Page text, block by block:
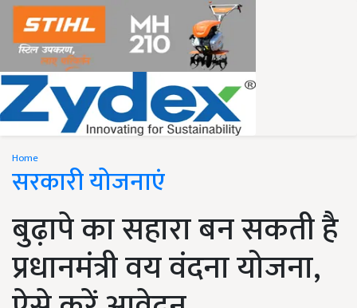
Home
सरकारी योजनाएं
बुढ़ापे का सहारा बन सकती है
प्रधानमंत्री वय वंदना योजना,